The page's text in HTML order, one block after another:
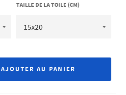
TAILLE DE LA TOILE (CM)
AJOUTER AU PANIER